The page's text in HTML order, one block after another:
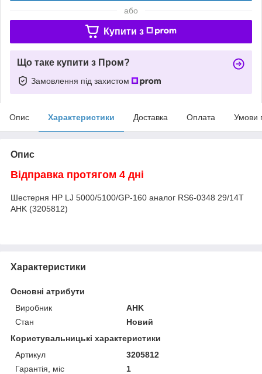
або
Купити з
Що таке купити з Пром?
Замовлення під захистом
Опис Характеристики Доставка Оплата Умови
Опис
Відправка протягом 4 дні
Шестерня HP LJ 5000/5100/GP-160 аналог RS6-0348 29/14T
AHK (3205812)
Характеристики
Основні атрибути
Виробник
AHK
Стан
Новий
Користувальницькі характеристики
Артикул
3205812
Гарантія, міс
1